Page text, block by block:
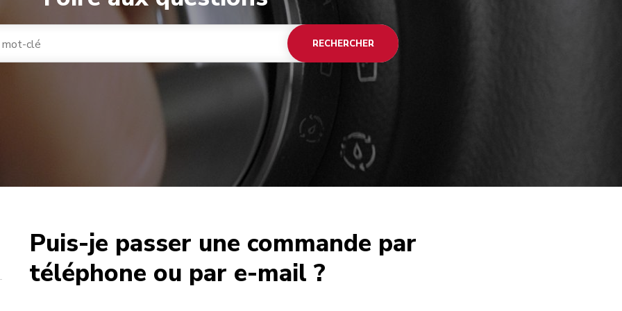
RECHERCHER
Puis-je passer une commande par
téléphone ou par e-mail ?